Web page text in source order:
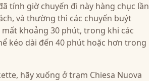
tính giờ chuyến đi này hàng chục lần
và thường thì các chuyến buýt
mất khoảng 30 phút, trong khi các
kéo dài đến 40 phút hoặc hơn trong
hãy xuống ở trạm Chiesa Nuova